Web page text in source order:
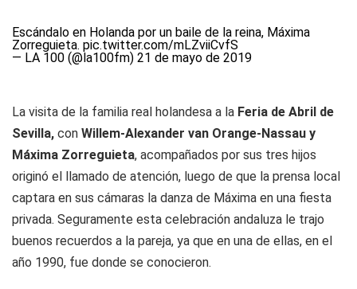
Escándalo en Holanda por un baile de la reina, Máxima
Zorreguieta. pic.twitter.com/mLZviiCvfS
— LA 100 (@la100fm) 21 de mayo de 2019
La visita de la familia real holandesa a la Feria de Abril de
Sevilla, con Willem-Alexander van Orange-Nassau y
Máxima Zorreguieta, acompañados por sus tres hijos
originó el llamado de atención, luego de que la prensa local
captara en sus cámaras la danza de Máxima en una fiesta
privada. Seguramente esta celebración andaluza le trajo
buenos recuerdos a la pareja, ya que en una de ellas, en el
año 1990, fue donde se conocieron.